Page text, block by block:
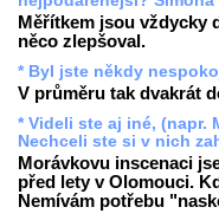
Měřítkem jsou vždycky
něco zlepšoval.
* Byl jste někdy
V průměru tak dvakrát
* Videli ste aj iné, (napr.
Nechceli ste si v nich
Morávkovu inscenaci
před lety v Olomouci.
Nemívám potřebu